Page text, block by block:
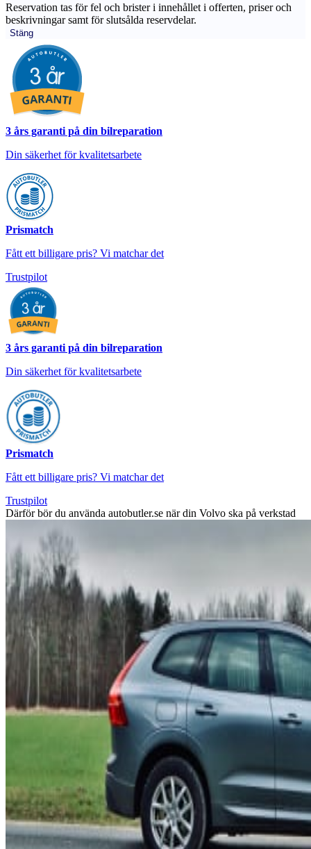
Reservation tas för fel och brister i innehållet i offerten, priser och
beskrivningar samt för slutsålda reservdelar.
Stäng
3 års garanti på din bilreparation
Din säkerhet för kvalitetsarbete
Prismatch
Fått ett billigare pris? Vi matchar det
Trustpilot
3 års garanti på din bilreparation
Din säkerhet för kvalitetsarbete
Prismatch
Fått ett billigare pris? Vi matchar det
Trustpilot
Därför bör du använda autobutler.se när din Volvo ska på verkstad